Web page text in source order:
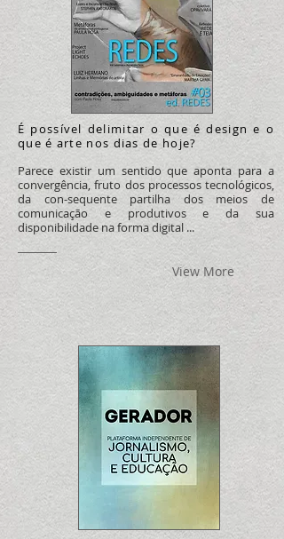
É possível delimitar o que é design e o
que é arte nos dias de hoje?
Parece existir um sentido que aponta para a
convergência, fruto dos processos tecnológicos,
da con-sequente partilha dos meios de
comunicação e produtivos e da sua
disponibilidade na forma digital ...
View More